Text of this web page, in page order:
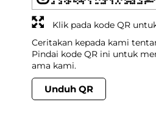
Ceritakan kepada kami
Pindai kode QR ini untuk
ama kami.
Unduh QR
Klik pada kode QR